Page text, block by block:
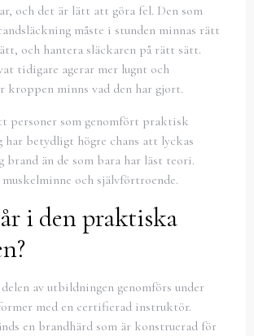
och det är lätt att göra fel. Den som
måste i stunden minnas rätt
och hantera släckaren på rätt sätt.
tidigare agerar mer lugnt och
kroppen minns vad den har gjort.
personer som genomfört praktisk
har betydligt högre chans att lyckas
brand än de som bara har läst teori.
och självförtroende.
i den praktiska
av utbildningen genomförs under
med en certifierad instruktör.
en brandhärd som är konstruerad för